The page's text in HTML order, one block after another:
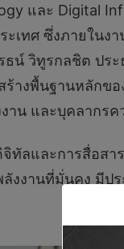
และ Digital
ะเทศ ซึ่งภายใน
น์ วิทูรกลชิต ปร
างพื้นฐานหลักข
าน และบุคลากรค
ทัลและการสื่อส
งงานที่มั่นคง มีป